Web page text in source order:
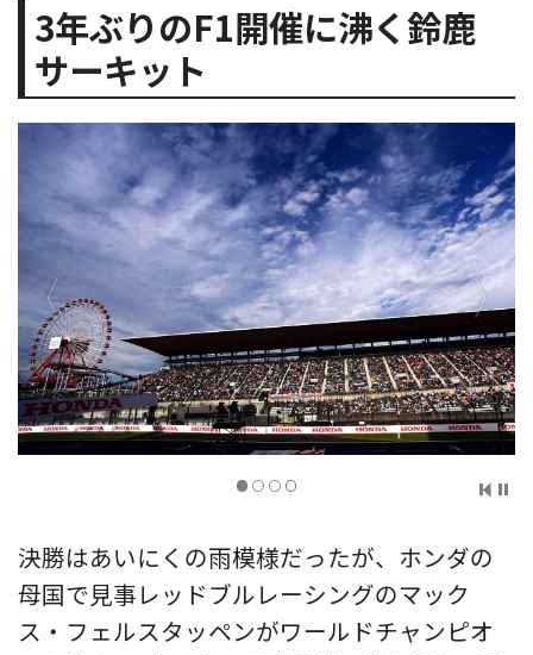
3年ぶりのF1開催に沸く鈴鹿
サーキット
決勝はあいにくの雨模様だったが、ホンダの
母国で見事レッドブルレーシングのマック
ス・フェルスタッペンがワールドチャンピオ